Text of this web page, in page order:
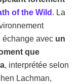
of the Wild . La
échange avec un
que
, interprétée selon
Lachman,